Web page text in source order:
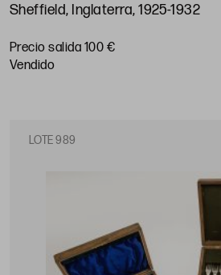
Sheffield, Inglaterra, 1925-1932
Precio salida 100 €
vendido
LOTE 989